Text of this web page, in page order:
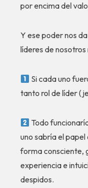
por encima del
Y ese poder nos
líderes de nosotros
Si cada uno
tanto rol de líder
Todo
uno sabría el
forma consciente,
experiencia e
despidos.